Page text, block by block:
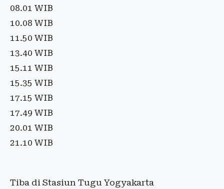
08.01 WIB
10.08 WIB
11.50 WIB
13.40 WIB
15.11 WIB
15.35 WIB
17.15 WIB
17.49 WIB
20.01 WIB
21.10 WIB
Tiba di Stasiun Tugu Yogyakarta